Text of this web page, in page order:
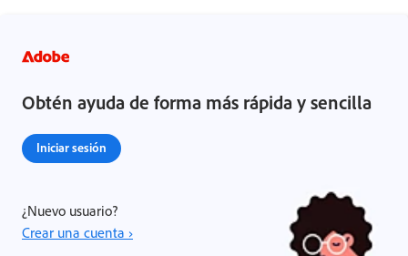
Obtén ayuda de forma más rápida y sencilla
Iniciar sesión
¿Nuevo usuario?
Crear una cuenta ›